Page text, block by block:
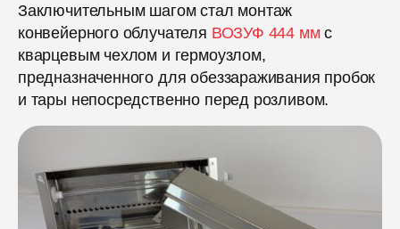
Заключительным шагом стал монтаж
конвейерного облучателя ВОЗУФ 444 ммс
кварцевым чехлом и гермоузлом,
предназначенного для обеззараживания пробок
и тары непосредственно перед розливом.